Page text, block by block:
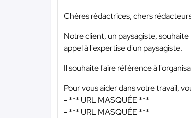
Chères rédactrices, chers
Notre client, un paysagiste,
appel à l'expertise d'un paysagiste.
Il souhaite faire référence à
Pour vous aider dans votre travail,
-*** URL MASQUÉE ***
-*** URL MASQUÉE ***